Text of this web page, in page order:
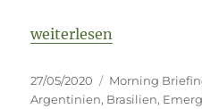
„Morning Briefing 27.
weiterlesen
Veröffentlicht
am
27/05/2020 Kategorien
Morning
Argentinien, Brasilien,